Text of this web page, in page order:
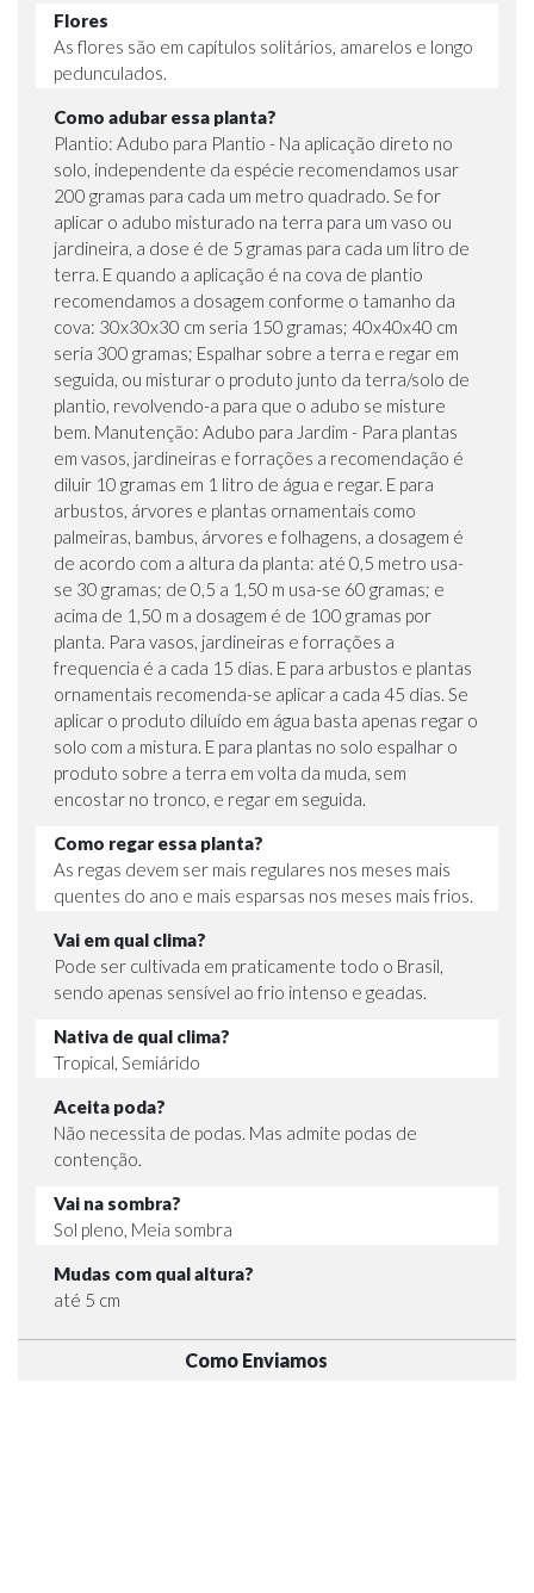
Flores
As flores são em capítulos solitários, amarelos e longo
pedunculados.
Como adubar essa planta?
Plantio: Adubo para Plantio - Na aplicação direto no
solo, independente da espécie recomendamos usar
200 gramas para cada um metro quadrado. Se for
aplicar o adubo misturado na terra para um vaso ou
jardineira, a dose é de 5 gramas para cada um litro de
terra. E quando a aplicação é na cova de plantio
recomendamos a dosagem conforme o tamanho da
cova: 30x30x30 cm seria 150 gramas; 40x40x40 cm
seria 300 gramas; Espalhar sobre a terra e regar em
seguida, ou misturar o produto junto da terra/solo de
plantio, revolvendo-a para que o adubo se misture
bem. Manutenção: Adubo para Jardim - Para plantas
em vasos, jardineiras e forrações a recomendação é
diluir 10 gramas em 1 litro de água e regar. E para
arbustos, árvores e plantas ornamentais como
palmeiras, bambus, árvores e folhagens, a dosagem é
de acordo com a altura da planta: até 0,5 metro usa-
se 30 gramas; de 0,5 a 1,50 m usa-se 60 gramas; e
acima de 1,50 m a dosagem é de 100 gramas por
planta. Para vasos, jardineiras e forrações a
frequencia é a cada 15 dias. E para arbustos e plantas
ornamentais recomenda-se aplicar a cada 45 dias. Se
aplicar o produto diluído em água basta apenas regar o
solo com a mistura. E para plantas no solo espalhar o
produto sobre a terra em volta da muda, sem
encostar no tronco, e regar em seguida.
Como regar essa planta?
As regas devem ser mais regulares nos meses mais
quentes do ano e mais esparsas nos meses mais frios.
Vai em qual clima?
Pode ser cultivada em praticamente todo o Brasil,
sendo apenas sensível ao frio intenso e geadas.
Nativa de qual clima?
Tropical, Semiárido
Aceita poda?
Não necessita de podas. Mas admite podas de
contenção.
Vai na sombra?
Sol pleno, Meia sombra
Mudas com qual altura?
até 5 cm
Como Enviamos